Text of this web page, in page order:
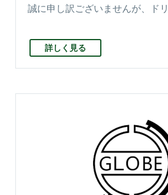
誠に申し訳ございませんが、ド
詳しく見る